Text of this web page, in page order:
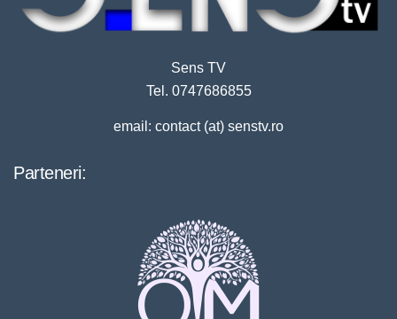
Sens TV
Tel. 0747686855
email: contact (at) senstv.ro
Parteneri: